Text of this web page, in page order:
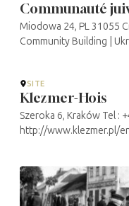
Communauté
Miodowa 24, PL 31055
Community Building |
SITE
Klezmer-Hois
Szeroka 6, Kraków Tel :
http://www.klezmer.pl/